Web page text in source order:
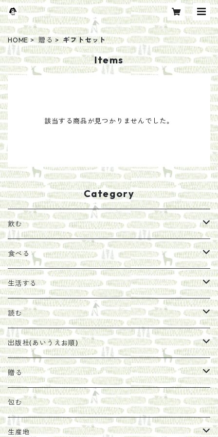
HOME 贈る ギフトセット
Items
該当する商品が見つかりませんでした。
Category
飲む
お茶
エキス
珈琲豆
太山寺珈琲焙煎室
食べる
ジャム
うめぼし
塩
オリーブオイル
その他
マスコバド糖
生活する
エコラップ
石けん
ヘチマたわし
陶器
馬目隆宏
絵
読む
刊行から時間が経ったけれど、長く売り続けたい一冊
贈り物に勧めたい絵本
紀伊半島ブックマルシェ関連本
らくだ舎出帆室の参考本など
出版社(あいうえお順)
らくだ舎出帆室
リトルプレス
mario books
海外出版社
贈る
包装
ギフトセット
包む
生産地